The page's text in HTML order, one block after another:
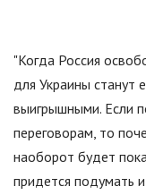
"Когда Россия
для Украины станут
выигрышными. Если
переговорам, то
наоборот будет
придется подумать